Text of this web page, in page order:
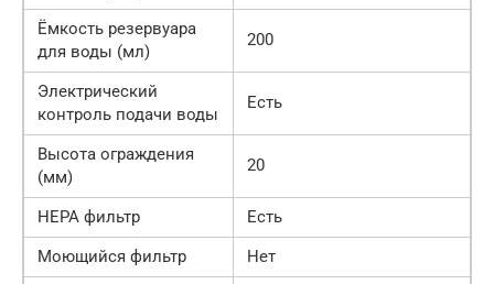
Ёмкость резервуара
для воды (мл)
200
Электрический
контроль подачи воды
Есть
Высота ограждения
(мм)
20
HEPA фильтр
Есть
Моющийся фильтр
Нет